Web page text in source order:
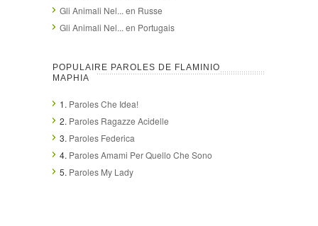
Gli Animali Nel... en Russe
Gli Animali Nel... en Portugais
POPULAIRE PAROLES DE FLAMINIO
MAPHIA
1. Paroles Che Idea!
2. Paroles Ragazze Acidelle
3. Paroles Federica
4. Paroles Amami Per Quello Che Sono
5. Paroles My Lady